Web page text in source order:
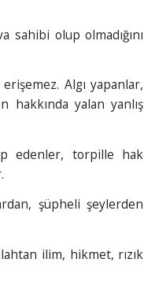
sahibi olup olmadığını
Algı yapanlar,
hakkında yalan yanlış
edenler, torpille hak
şüpheli şeylerden
ilim, hikmet, rızık